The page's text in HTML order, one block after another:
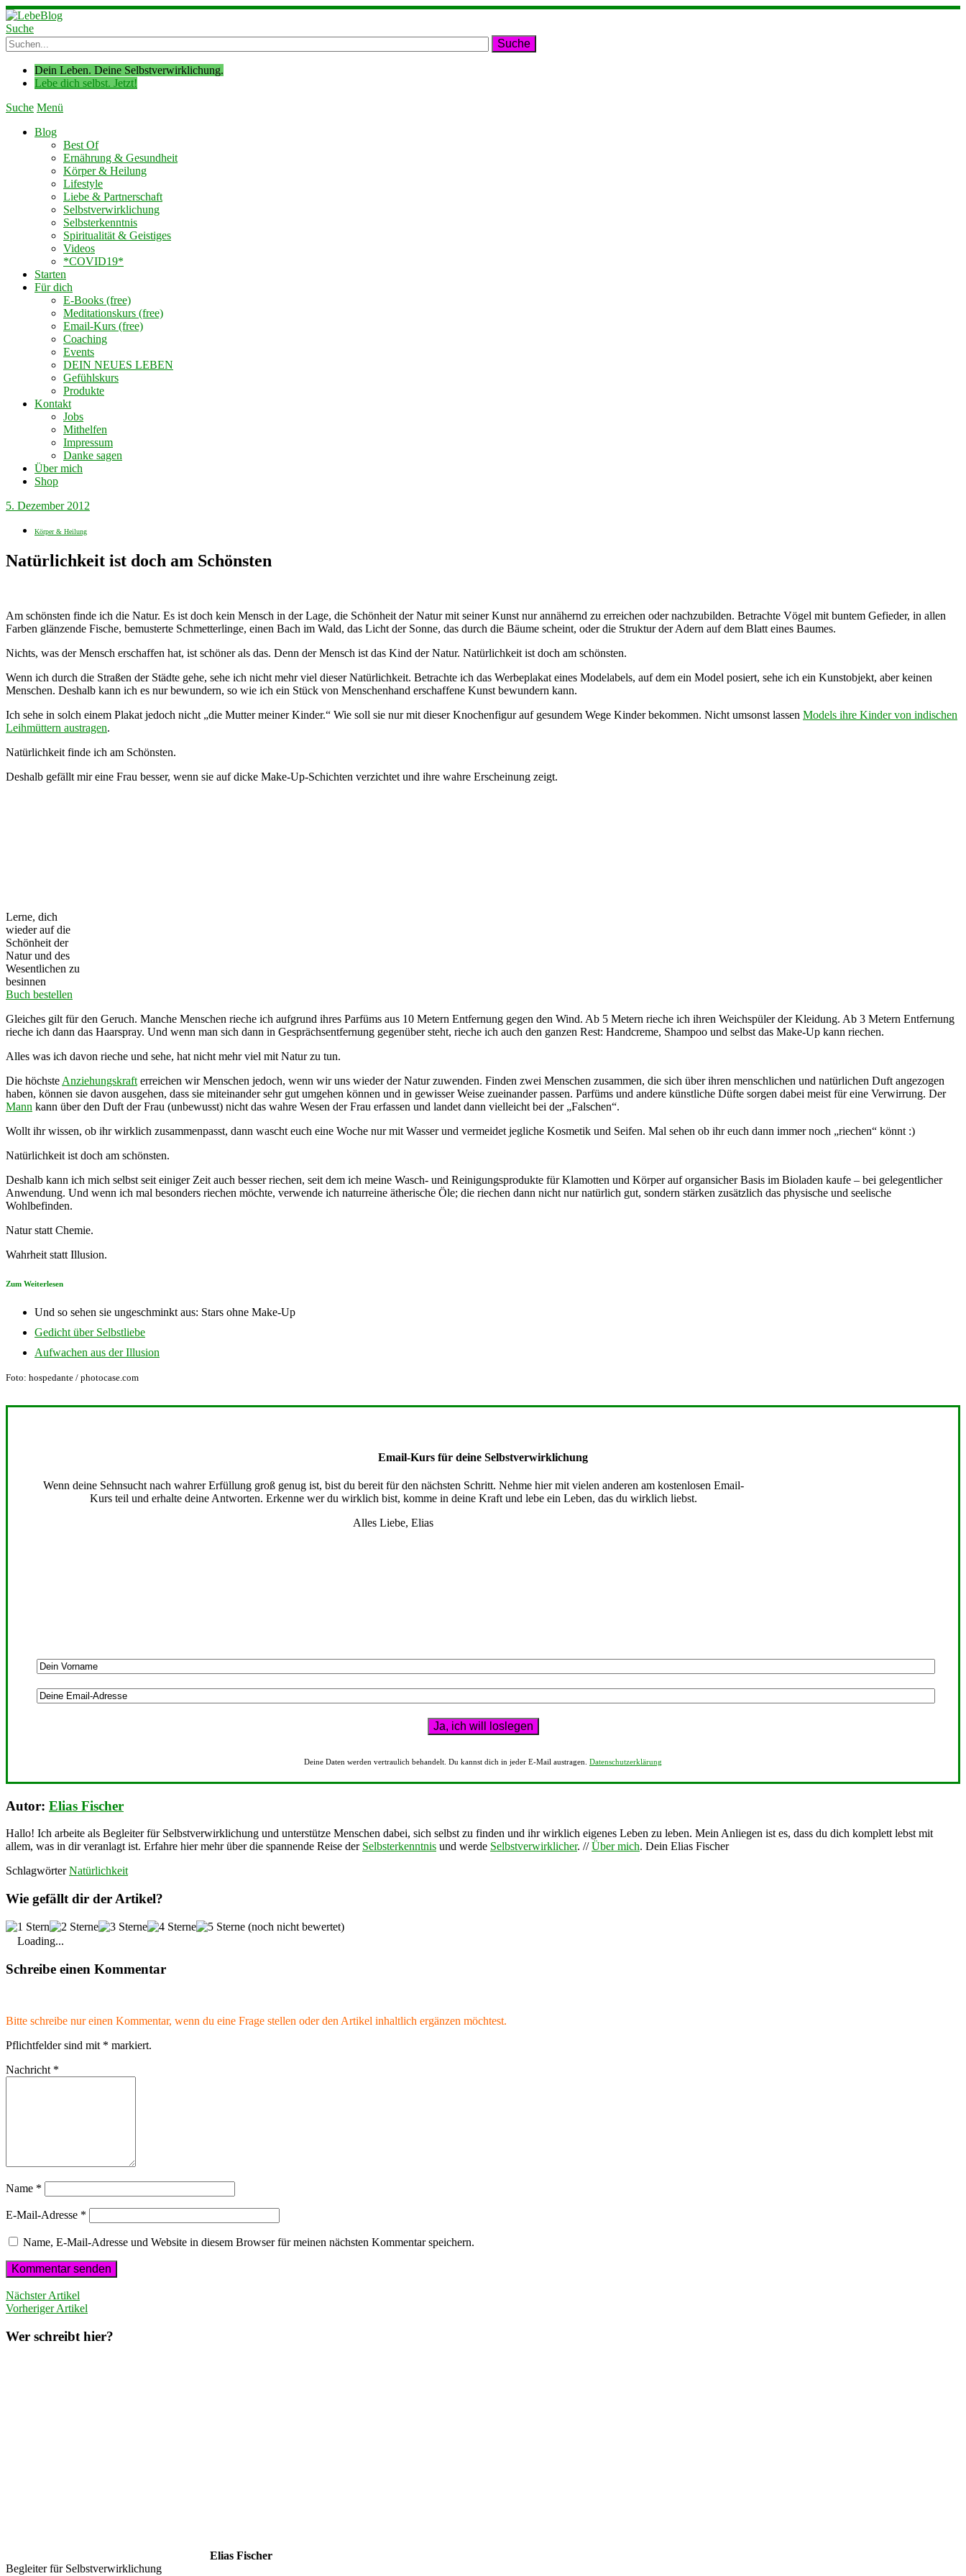
Suche
Dein Leben. Deine Selbstverwirklichung.
Lebe dich selbst. Jetzt!
Suche Menü
Blog
Best Of
Ernährung & Gesundheit
Körper & Heilung
Lifestyle
Liebe & Partnerschaft
Selbstverwirklichung
Selbsterkenntnis
Spiritualität & Geistiges
Videos
*COVID19*
Starten
Für dich
E-Books (free)
Meditationskurs (free)
Email-Kurs (free)
Coaching
Events
DEIN NEUES LEBEN
Gefühlskurs
Produkte
Kontakt
Jobs
Mithelfen
Impressum
Danke sagen
Über mich
Shop
5. Dezember 2012
Körper & Heilung
Natürlichkeit ist doch am Schönsten
Am schönsten finde ich die Natur. Es ist doch kein Mensch in der Lage, die Schönheit der Natur mit seiner Kunst nur annähernd zu erreichen oder nachzubilden. Betrachte Vögel mit buntem Gefieder, in allen
Farben glänzende Fische, bemusterte Schmetterlinge, einen Bach im Wald, das Licht der Sonne, das durch die Bäume scheint, oder die Struktur der Adern auf dem Blatt eines Baumes.
Nichts, was der Mensch erschaffen hat, ist schöner als das. Denn der Mensch ist das Kind der Natur. Natürlichkeit ist doch am schönsten.
Wenn ich durch die Straßen der Städte gehe, sehe ich nicht mehr viel dieser Natürlichkeit. Betrachte ich das Werbeplakat eines Modelabels, auf dem ein Model posiert, sehe ich ein Kunstobjekt, aber keinen
Menschen. Deshalb kann ich es nur bewundern, so wie ich ein Stück von Menschenhand erschaffene Kunst bewundern kann.
Ich sehe in solch einem Plakat jedoch nicht „die Mutter meiner Kinder.“ Wie soll sie nur mit dieser Knochenfigur auf gesundem Wege Kinder bekommen. Nicht umsonst lassen Models ihre Kinder von indischen
Leihmüttern austragen.
Natürlichkeit finde ich am Schönsten.
Deshalb gefällt mir eine Frau besser, wenn sie auf dicke Make-Up-Schichten verzichtet und ihre wahre Erscheinung zeigt.
Lerne, dich
wieder auf die
Schönheit der
Natur und des
Wesentlichen zu
besinnen
Buch bestellen
Gleiches gilt für den Geruch. Manche Menschen rieche ich aufgrund ihres Parfüms aus 10 Metern Entfernung gegen den Wind. Ab 5 Metern rieche ich ihren Weichspüler der Kleidung. Ab 3 Metern Entfernung
rieche ich dann das Haarspray. Und wenn man sich dann in Gesprächsentfernung gegenüber steht, rieche ich auch den ganzen Rest: Handcreme, Shampoo und selbst das Make-Up kann riechen.
Alles was ich davon rieche und sehe, hat nicht mehr viel mit Natur zu tun.
Die höchste Anziehungskraft erreichen wir Menschen jedoch, wenn wir uns wieder der Natur zuwenden. Finden zwei Menschen zusammen, die sich über ihren menschlichen und natürlichen Duft angezogen
haben, können sie davon ausgehen, dass sie miteinander sehr gut umgehen können und in gewisser Weise zueinander passen. Parfüms und andere künstliche Düfte sorgen dabei meist für eine Verwirrung. Der
Mann kann über den Duft der Frau (unbewusst) nicht das wahre Wesen der Frau erfassen und landet dann vielleicht bei der „Falschen“.
Wollt ihr wissen, ob ihr wirklich zusammenpasst, dann wascht euch eine Woche nur mit Wasser und vermeidet jegliche Kosmetik und Seifen. Mal sehen ob ihr euch dann immer noch „riechen“ könnt :)
Natürlichkeit ist doch am schönsten.
Deshalb kann ich mich selbst seit einiger Zeit auch besser riechen, seit dem ich meine Wasch- und Reinigungsprodukte für Klamotten und Körper auf organsicher Basis im Bioladen kaufe – bei gelegentlicher
Anwendung. Und wenn ich mal besonders riechen möchte, verwende ich naturreine ätherische Öle; die riechen dann nicht nur natürlich gut, sondern stärken zusätzlich das physische und seelische
Wohlbefinden.
Natur statt Chemie.
Wahrheit statt Illusion.
Zum Weiterlesen
Und so sehen sie ungeschminkt aus: Stars ohne Make-Up
Gedicht über Selbstliebe
Aufwachen aus der Illusion
Foto: hospedante / photocase.com
Email-Kurs für deine Selbstverwirklichung
Wenn deine Sehnsucht nach wahrer Erfüllung groß genug ist, bist du bereit für den nächsten Schritt. Nehme hier mit vielen anderen am kostenlosen Email-
Kurs teil und erhalte deine Antworten. Erkenne wer du wirklich bist, komme in deine Kraft und lebe ein Leben, das du wirklich liebst.
Alles Liebe, Elias
Deine Daten werden vertraulich behandelt. Du kannst dich in jeder E-Mail austragen. Datenschutzerklärung
Autor: Elias Fischer
Hallo! Ich arbeite als Begleiter für Selbstverwirklichung und unterstütze Menschen dabei, sich selbst zu finden und ihr wirklich eigenes Leben zu leben. Mein Anliegen ist es, dass du dich komplett lebst mit
allem, was in dir veranlagt ist. Erfahre hier mehr über die spannende Reise der Selbsterkenntnis und werde Selbstverwirklicher. //Über mich. Dein Elias Fischer
Schlagwörter Natürlichkeit
Wie gefällt dir der Artikel?
(noch nicht bewertet)
Loading...
Schreibe einen Kommentar
Bitte schreibe nur einen Kommentar, wenn du eine Frage stellen oder den Artikel inhaltlich ergänzen möchtest.
Pflichtfelder sind mit * markiert.
Nachricht *
Name *
E-Mail-Adresse *
Name, E-Mail-Adresse und Website in diesem Browser für meinen nächsten Kommentar speichern.
Nächster Artikel
Vorheriger Artikel
Wer schreibt hier?
Elias Fischer
Begleiter für Selbstverwirklichung